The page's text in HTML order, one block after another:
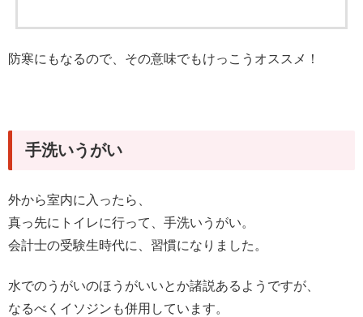
防寒にもなるので、その意味でもけっこうオススメ！
手洗いうがい
外から室内に入ったら、
真っ先にトイレに行って、手洗いうがい。
会計士の受験生時代に、習慣になりました。
水でのうがいのほうがいいとか諸説あるようですが、
なるべくイソジンも併用しています。